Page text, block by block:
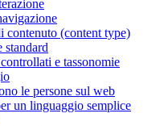
contenuto (content type)
standard
e tassonomie
le persone sul web
un linguaggio semplice